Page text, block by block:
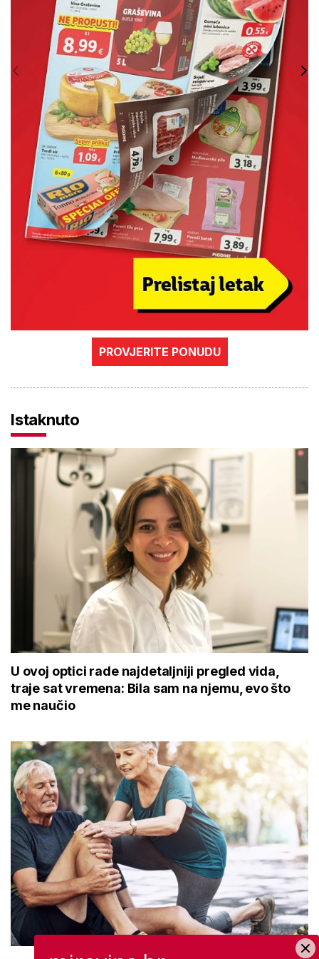
PROVJERITE PONUDU
Istaknuto
U ovoj optici rade najdetaljniji pregled vida,
traje sat vremena: Bila sam na njemu, evo što
me naučio